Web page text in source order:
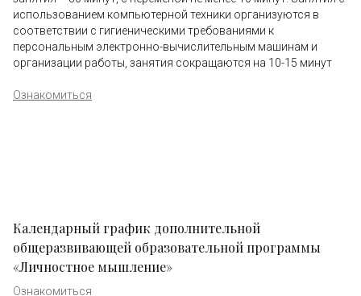
использованием компьютерной техники организуются в
соответствии с гигиеническими требованиями к
персональным электронно-вычислительным машинам и
организации работы, занятия сокращаются на 10-15 минут
Ознакомиться
Календарный график дополнительной
общеразвивающей образовательной программы
«Личностное мышление»
Ознакомиться